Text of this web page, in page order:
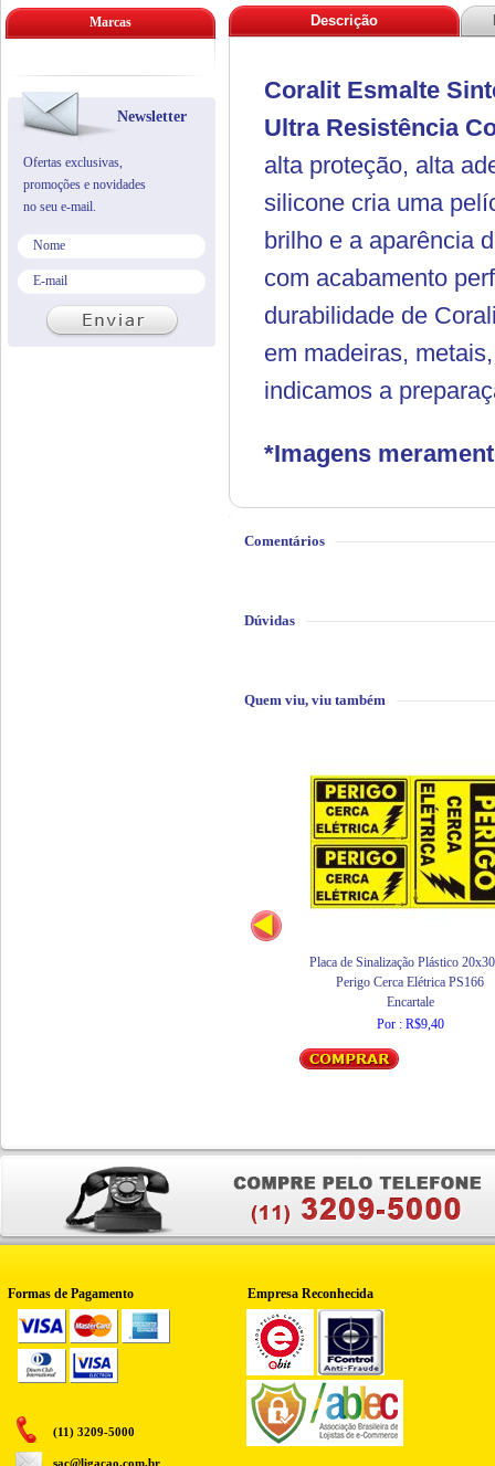
Descrição
Coralit Esmalte
Ultra Resistência
alta proteção, alta
silicone cria uma
brilho e a aparência
com acabamento
durabilidade de
em madeiras,
indicamos a
*Imagens
Comentários
Dúvidas
Quem viu, viu também
Placa de Sinalização Plástico
Perigo Cerca Elétrica PS166
Encartale
Por : R$9,40
Marcas
Newsletter
Ofertas exclusivas,
promoções e novidades
no seu e-mail.
Formas de Pagamento Empresa Reconhecida
(11) 3209-5000
sac@ligacao.com.br